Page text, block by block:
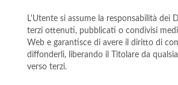
L'Utente si assume la responsabilità dei
terzi ottenuti, pubblicati o condivisi
Web e garantisce di avere il diritto di
diffonderli, liberando il Titolare da
verso terzi.